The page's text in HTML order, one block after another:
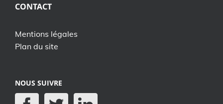
CONTACT
Mentions légales
Plan du site
NOUS SUIVRE